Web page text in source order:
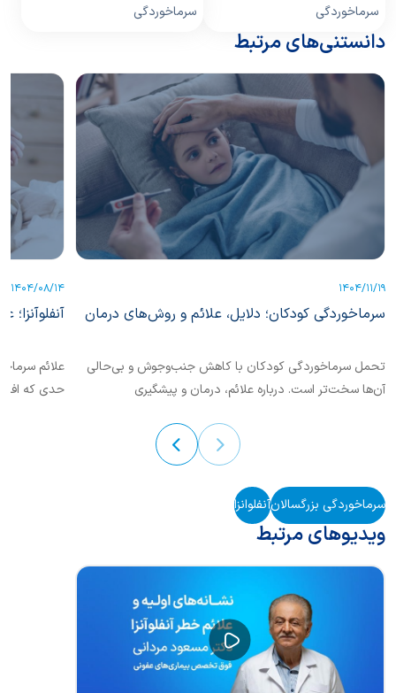
سرماخوردگی سرماخوردگی
دانستنی‌های مرتبط
1404/11/19
سرماخوردگی کودکان؛ دلایل، علائم و روش‌های درمان
تحمل سرماخوردگی کودکان با کاهش جنب‌و‌‌جوش و بی‌حالی
آن‌ها سخت‌تر است. درباره علائم، درمان و پیشگیری
1404/08/14
علائم
حدی‌ که
سرماخوردگی بزرگسالانآنفلوانزا
ویدیوهای مرتبط